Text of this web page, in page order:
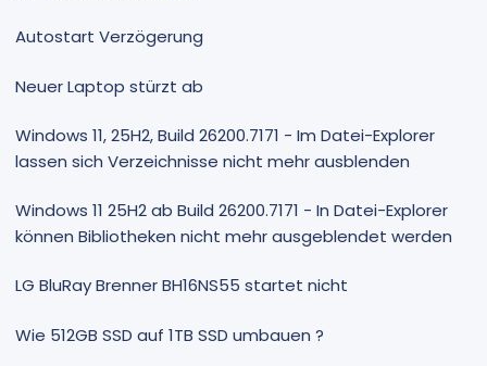
Autostart Verzögerung
Neuer Laptop stürzt ab
Windows 11, 25H2, Build 26200.7171 - Im Datei-Explorer
lassen sich Verzeichnisse nicht mehr ausblenden
Windows 11 25H2 ab Build 26200.7171 - In Datei-Explorer
können Bibliotheken nicht mehr ausgeblendet werden
LG BluRay Brenner BH16NS55 startet nicht
Wie 512GB SSD auf 1TB SSD umbauen ?